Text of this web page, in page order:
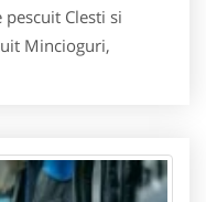
Clesti si
Mincioguri,